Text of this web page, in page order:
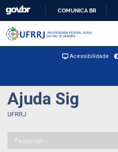
COMUNICA BR
Pular barra institucional
Barra
Acessibilidade
Ajuda Sig
UFRRJ